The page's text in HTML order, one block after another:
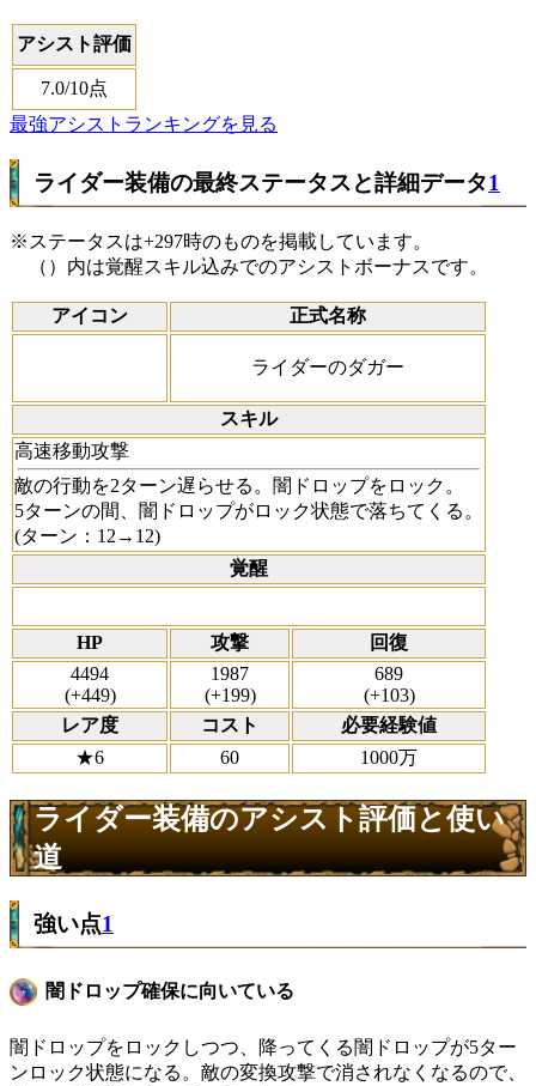
アシスト評価
7.0/10点
最強アシストランキングを見る
ライダー装備の最終ステータスと詳細データ1
※ステータスは+297時のものを掲載しています。
（）内は覚醒スキル込みでのアシストボーナスです。
アイコン 正式名称
ライダーのダガー
スキル
高速移動攻撃
敵の行動を2ターン遅らせる。闇ドロップをロック。
5ターンの間、闇ドロップがロック状態で落ちてくる。
(ターン：12→12)
覚醒
HP 攻撃
回復
4494
(+449)
1987
(+199)
689
(+103)
レア度
コスト
必要経験値
★6
60 1000万
ライダー装備のアシスト評価と使い
道
強い点1
闇ドロップ確保に向いている
闇ドロップをロックしつつ、降ってくる闇ドロップが5ター
ンロック状態になる。敵の変換攻撃で消されなくなるので、